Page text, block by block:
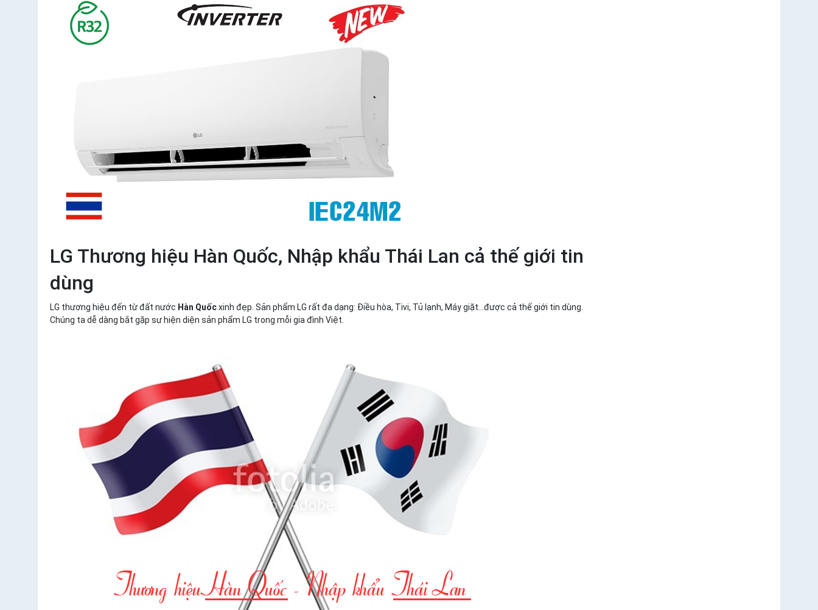
LG Thương hiệu Hàn Quốc, Nhập khẩu Thái Lan cả thế giới tin
dùng
LG thương hiệu đến từ đất nước Hàn Quốcxinh đẹp. Sản phẩm LG rất đa dạng: Điều hòa, Tivi, Tủ lạnh, Máy giặt...được cả thế giới tin dùng.
Chúng ta dễ dàng bắt gặp sự hiện diện sản phẩm LG trong mỗi gia đình Việt.